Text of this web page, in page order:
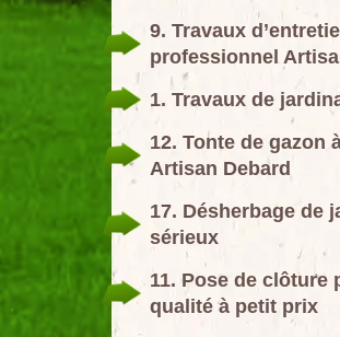
9. Travaux
professionnel
1. Travaux de
12. Tonte de
Artisan Debard
17. Désherbage de
sérieux
11. Pose de
qualité à petit prix